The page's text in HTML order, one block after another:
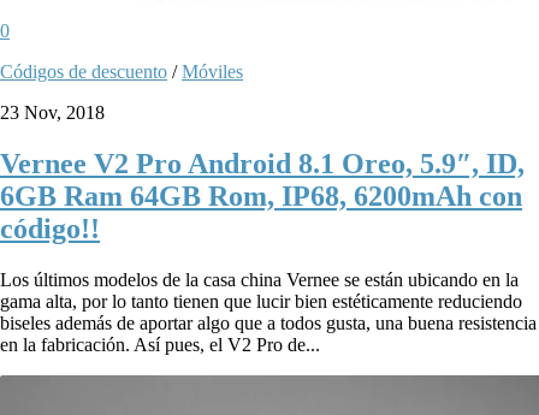
0
Códigos de descuento /Móviles
23 Nov, 2018
Vernee V2 Pro Android 8.1 Oreo, 5.9″, ID,
6GB Ram 64GB Rom, IP68, 6200mAh con
código!!
Los últimos modelos de la casa china Vernee se están ubicando en la
gama alta, por lo tanto tienen que lucir bien estéticamente reduciendo
biseles además de aportar algo que a todos gusta, una buena resistencia
en la fabricación. Así pues, el V2 Pro de...